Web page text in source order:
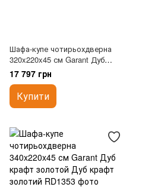
Шафа-купе чотирьохдверна
320x220x45 см Garant Дуб
крафт золотой
17 797 грн
Купити